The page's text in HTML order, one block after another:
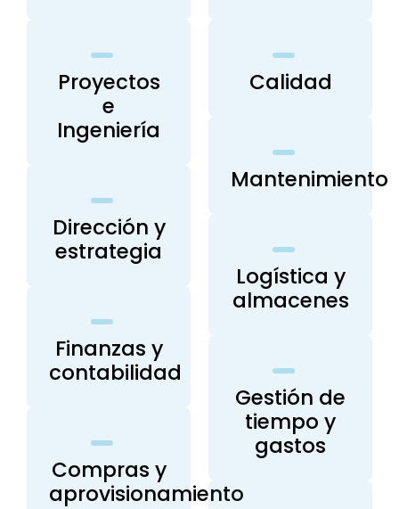
Proyectos
e
Ingeniería
Dirección y
estrategia
Finanzas y
contabilidad
Compras y
aprovisionamiento
Calidad
Mantenimiento
Logística y
almacenes
Gestión de
tiempo y
gastos